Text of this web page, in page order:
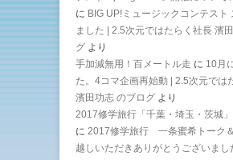
に BIG UP!ミュージックコンテスト
ました | 2.5次元ではたらく社長 濱
グ より
手加減無用！百メートル走 に 10月
た。4コマ企画再始動 | 2.5次元では
濱田功志 のブログ より
2017修学旅行「千葉・埼玉・茨城
に 2017修学旅行 一条蜜希トーク
越しいただきありがとうございまし